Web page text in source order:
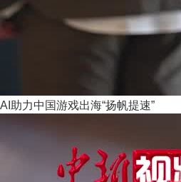
AI助力中国游戏出海“扬帆提速”